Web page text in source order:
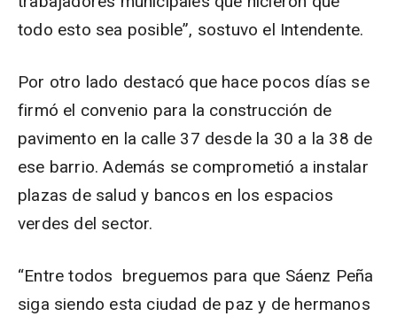
todo esto sea posible”, sostuvo el Intendente.
Por otro lado destacó que hace pocos días se
firmó el convenio para la construcción de
pavimento en la calle 37 desde la 30 a la 38 de
ese barrio. Además se comprometió a instalar
plazas de salud y bancos en los espacios
verdes del sector.
“Entre todos breguemos para que Sáenz Peña
siga siendo esta ciudad de paz y de hermanos